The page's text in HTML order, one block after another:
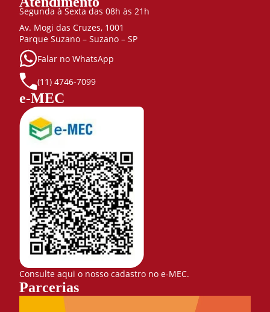
Segunda à Sexta das 08h às 21h
Av. Mogi das Cruzes, 1001
Parque Suzano – Suzano – SP
Falar no WhatsApp
(11) 4746-7099
e-MEC
Consulte aqui o nosso cadastro no e-MEC.
Parcerias